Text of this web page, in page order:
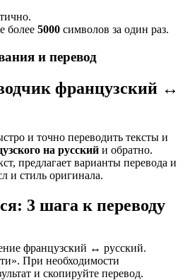
более 5000 символов за один раз.
и перевод
французский ↔
и точно переводить тексты и
на русский и обратно.
предлагает варианты перевода и
и стиль оригинала.
3 шага к переводу
французский ↔ русский.
При необходимости
и скопируйте перевод.